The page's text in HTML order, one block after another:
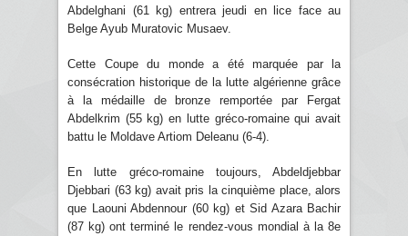
Abdelghani (61 kg) entrera jeudi en lice face au
Belge Ayub Muratovic Musaev.
Cette Coupe du monde a été marquée par la
consécration historique de la lutte algérienne grâce
à la médaille de bronze remportée par Fergat
Abdelkrim (55 kg) en lutte gréco-romaine qui avait
battu le Moldave Artiom Deleanu (6-4).
En lutte gréco-romaine toujours, Abdeldjebbar
Djebbari (63 kg) avait pris la cinquième place, alors
que Laouni Abdennour (60 kg) et Sid Azara Bachir
(87 kg) ont terminé le rendez-vous mondial à la 8e